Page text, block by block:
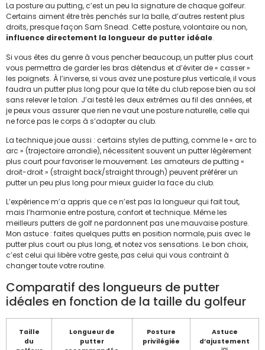
La posture au putting, c’est un peu la signature de chaque golfeur.
Certains aiment être très penchés sur la balle, d’autres restent plus
droits, presque façon Sam Snead. Cette posture, volontaire ou non,
influence directement la longueur de putter idéale.
Si vous êtes du genre à vous pencher beaucoup, un putter plus court
vous permettra de garder les bras détendus et d’éviter de « casser »
les poignets. À l’inverse, si vous avez une posture plus verticale, il vous
faudra un putter plus long pour que la tête du club repose bien au sol
sans relever le talon. J’ai testé les deux extrêmes au fil des années, et
je peux vous assurer que rien ne vaut une posture naturelle, celle qui
ne force pas le corps à s’adapter au club.
La technique joue aussi : certains styles de putting, comme le « arc to
arc » (trajectoire arrondie), nécessitent souvent un putter légèrement
plus court pour favoriser le mouvement. Les amateurs de putting «
droit-droit » (straight back/straight through) peuvent préférer un
putter un peu plus long pour mieux guider la face du club.
L’expérience m’a appris que ce n’est pas la longueur qui fait tout,
mais l’harmonie entre posture, confort et technique. Même les
meilleurs putters de golf ne pardonnent pas une mauvaise posture.
Mon astuce : faites quelques putts en position normale, puis avec le
putter plus court ou plus long, et notez vos sensations. Le bon choix,
c’est celui qui libère votre geste, pas celui qui vous contraint à
changer toute votre routine.
Comparatif des longueurs de putter
idéales en fonction de la taille du golfeur
Taille
du
Longueur de
putter
Posture
privilégiée
Astuce
d’ajustement